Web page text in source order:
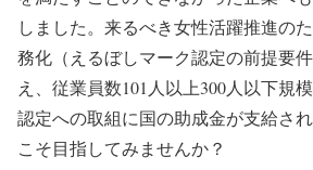
しました。来るべき女性活躍推進の
務化（えるぼしマーク認定の前提要
え、従業員数101人以上300人以下規
認定への取組に国の助成金が支給さ
こそ目指してみませんか？